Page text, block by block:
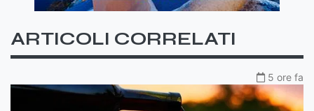
ARTICOLI CORRELATI
5 ore fa